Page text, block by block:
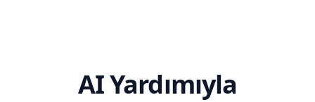
AI Yardımıyla